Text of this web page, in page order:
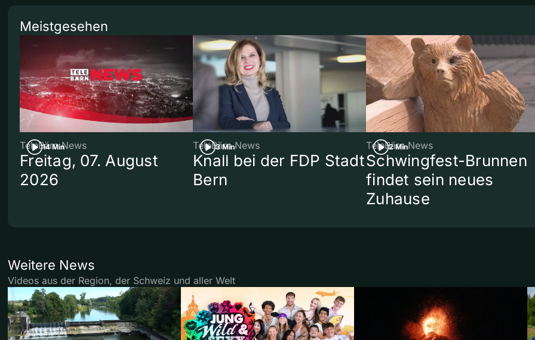
Meistgesehen
14 Min
TeleBärn News
Freitag, 07. August
2026
3 Min
TeleBärn News
Knall bei der FDP Stadt
Bern
2 Min
TeleBärn News
Schwingfest-Brunnen
findet sein neues
Zuhause
Weitere News
Videos aus der Region, der Schweiz und aller Welt